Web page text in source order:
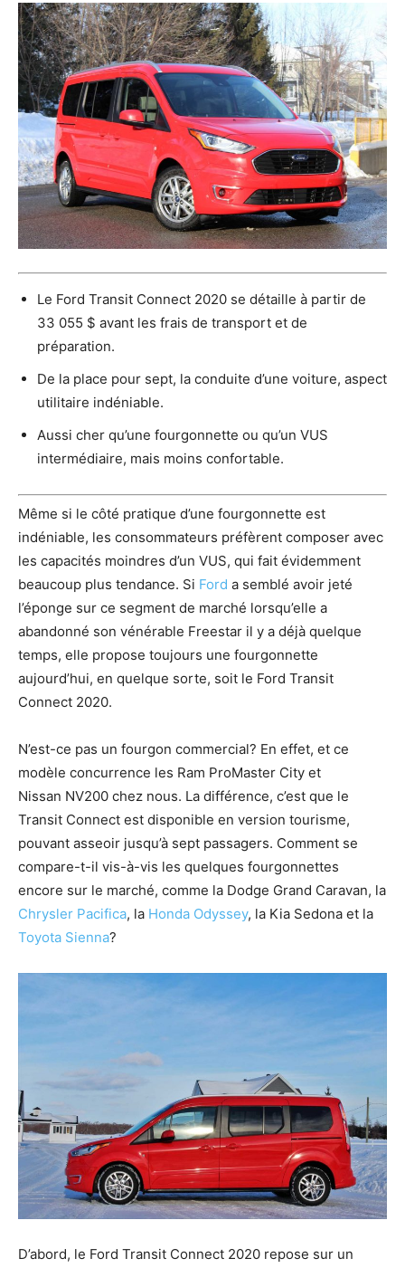
Le Ford Transit Connect 2020 se détaille à partir de
33 055 $ avant les frais de transport et de
préparation.
De la place pour sept, la conduite d’une voiture, aspect
utilitaire indéniable.
Aussi cher qu’une fourgonnette ou qu’un VUS
intermédiaire, mais moins confortable.
Même si le côté pratique d’une fourgonnette est
indéniable, les consommateurs préfèrent composer avec
les capacités moindres d’un VUS, qui fait évidemment
beaucoup plus tendance. Si Ford a semblé avoir jeté
l’éponge sur ce segment de marché lorsqu’elle a
abandonné son vénérable Freestar il y a déjà quelque
temps, elle propose toujours une fourgonnette
aujourd’hui, en quelque sorte, soit le Ford Transit
Connect 2020.
N’est-ce pas un fourgon commercial? En effet, et ce
modèle concurrence les Ram ProMaster City et
Nissan NV200 chez nous. La différence, c’est que le
Transit Connect est disponible en version tourisme,
pouvant asseoir jusqu’à sept passagers. Comment se
compare-t-il vis-à-vis les quelques fourgonnettes
encore sur le marché, comme la Dodge Grand Caravan, la
Chrysler Pacifica, la Honda Odyssey, la Kia Sedona et la
Toyota Sienna?
D’abord, le Ford Transit Connect 2020 repose sur un